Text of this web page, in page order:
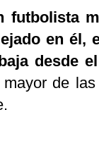
futbolista
en él,
desde
de